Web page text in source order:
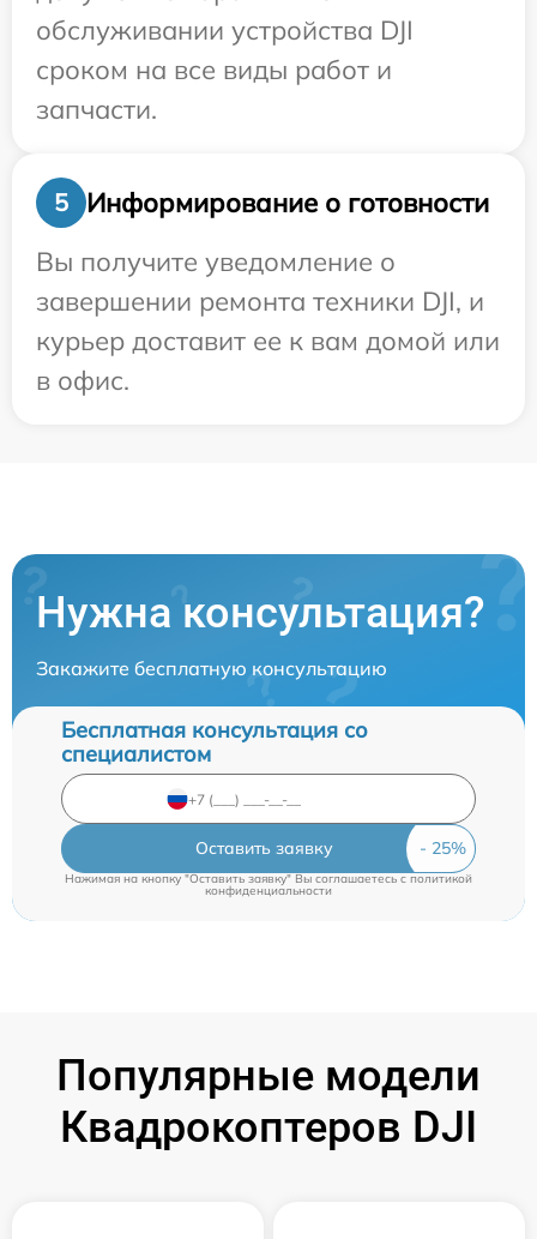
обслуживании устройства DJI
сроком на все виды работ и
запчасти.
5
Информирование о готовности
Вы получите уведомление о
завершении ремонта техники DJI, и
курьер доставит ее к вам домой или
в офис.
Нужна консультация?
Закажите бесплатную консультацию
Бесплатная консультация со
специалистом
Оставить заявку
Нажимая на кнопку "Оставить заявку" Вы соглашаетесь c политикой
конфиденциальности
Популярные модели
Квадрокоптеров DJI